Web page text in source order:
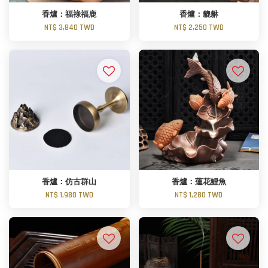
香爐：福祿福鹿
NT$ 3,840 TWD
香爐：貔貅
NT$ 2,250 TWD
香爐：仿古群山
NT$ 1,980 TWD
香爐：蓮花鯉魚
NT$ 1,280 TWD